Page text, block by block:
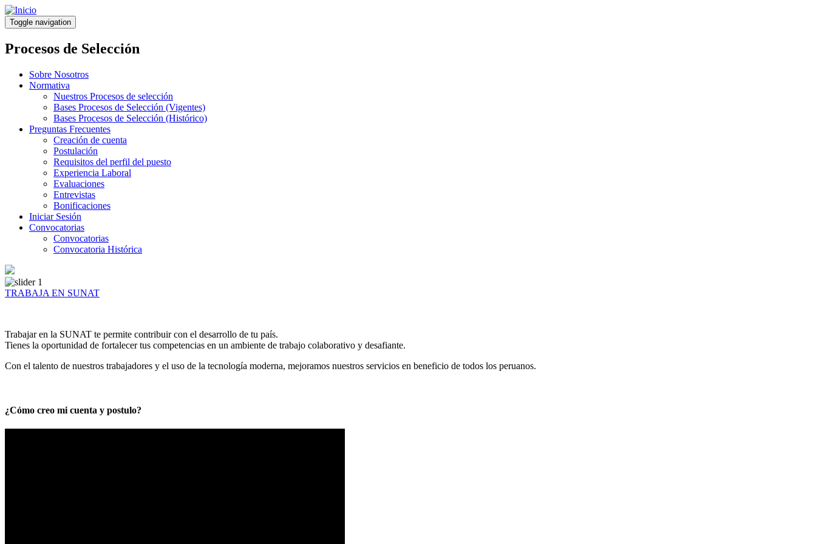
Pasar
al
contenido
principal
Toggle navigation
Procesos de Selección
Sobre Nosotros
Normativa
Nuestros Procesos de selección
Bases Procesos de Selección (Vigentes)
Bases Procesos de Selección (Histórico)
Preguntas Frecuentes
Creación de cuenta
Postulación
Requisitos del perfil del puesto
Experiencia Laboral
Evaluaciones
Entrevistas
Bonificaciones
Iniciar Sesión
Convocatorias
Convocatorias
Convocatoria Histórica
TRABAJA EN SUNAT
Trabajar en la SUNAT te permite contribuir con el desarrollo de tu país.
Tienes la oportunidad de fortalecer tus competencias en un ambiente de trabajo colaborativo y desafiante.
Con el talento de nuestros trabajadores y el uso de la tecnología moderna, mejoramos nuestros servicios en beneficio de todos los peruanos.
¿Cómo creo mi cuenta y postulo?